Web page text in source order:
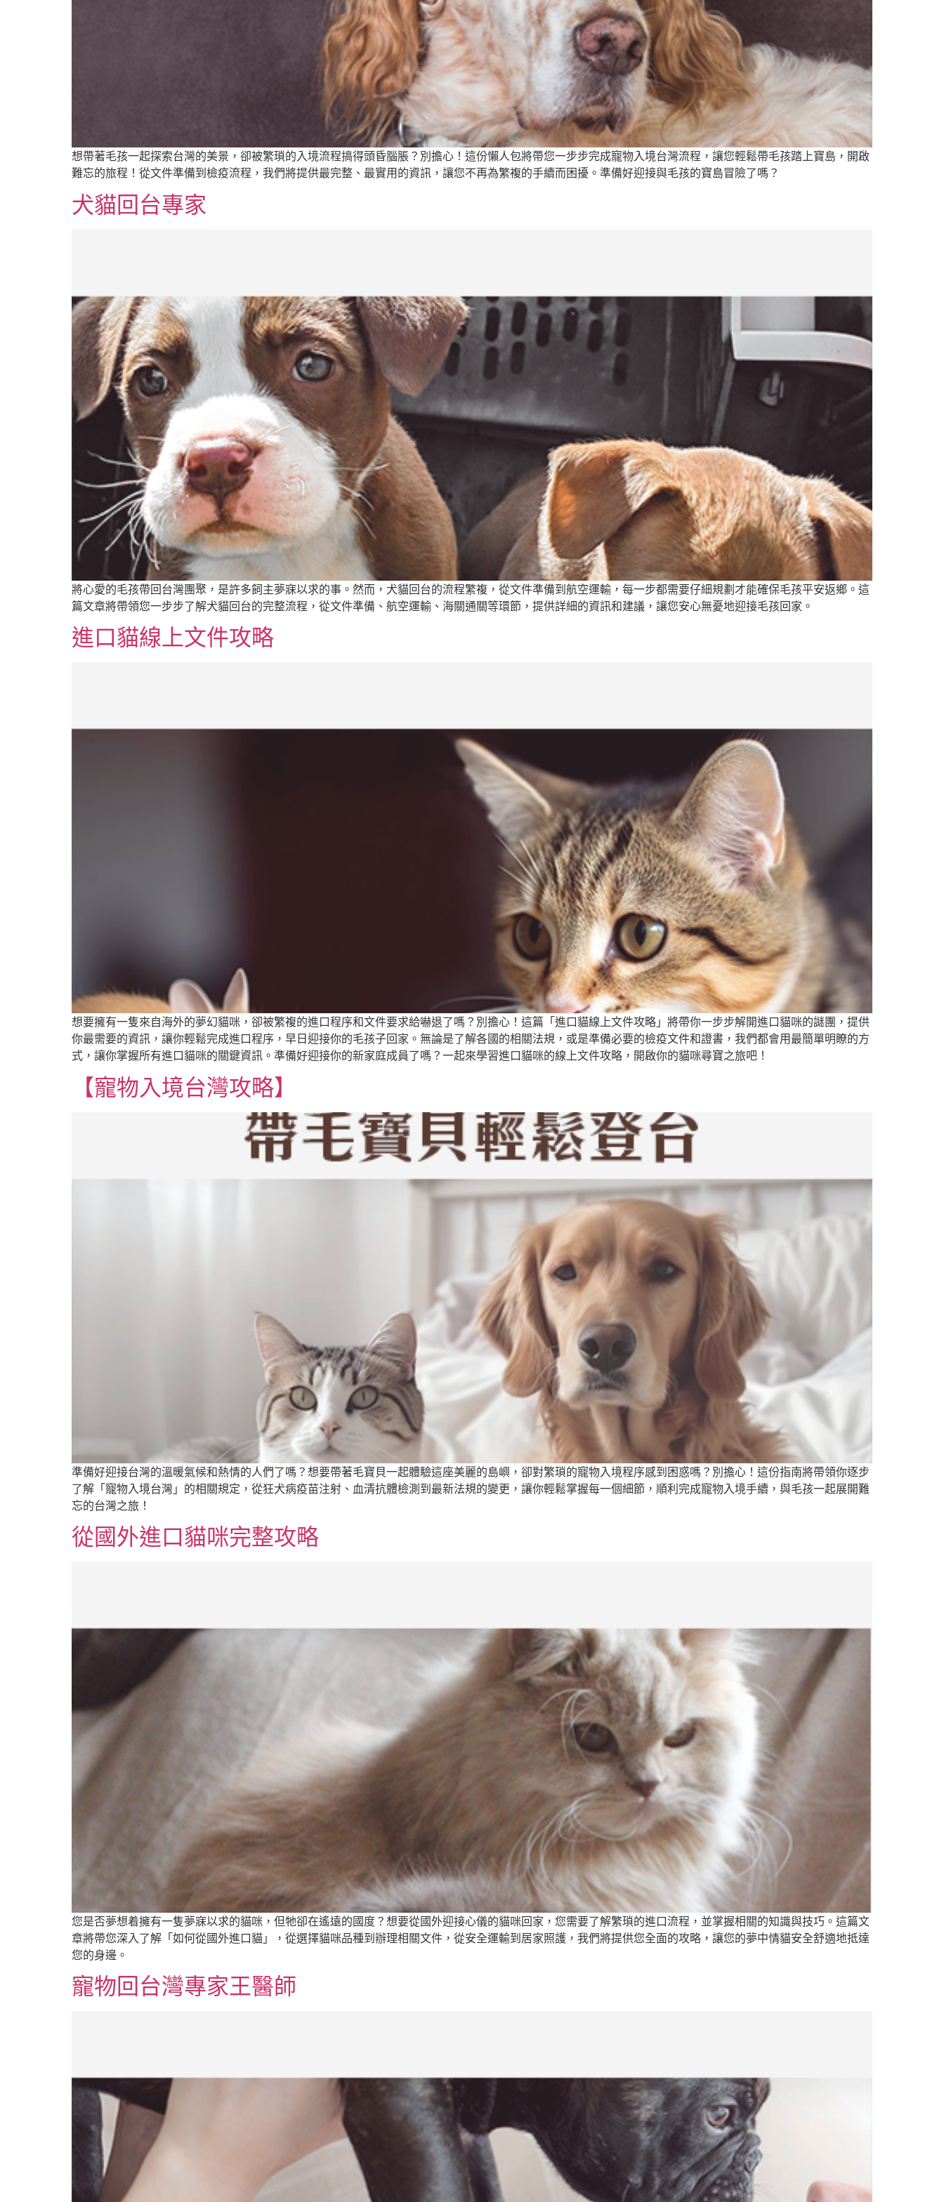
想帶著毛孩一起探索台灣的美景，卻被繁瑣的入境流程搞得頭昏腦脹？別擔心！這份懶人包將帶您一步步完成寵物入境台灣流程，讓您輕鬆帶毛孩踏上寶島，開啟
難忘的旅程！從文件準備到檢疫流程，我們將提供最完整、最實用的資訊，讓您不再為繁複的手續而困擾。準備好迎接與毛孩的寶島冒險了嗎？
犬貓回台專家
將心愛的毛孩帶回台灣團聚，是許多飼主夢寐以求的事。然而，犬貓回台的流程繁複，從文件準備到航空運輸，每一步都需要仔細規劃才能確保毛孩平安返鄉。這
篇文章將帶領您一步步了解犬貓回台的完整流程，從文件準備、航空運輸、海關通關等環節，提供詳細的資訊和建議，讓您安心無憂地迎接毛孩回家。
進口貓線上文件攻略
想要擁有一隻來自海外的夢幻貓咪，卻被繁複的進口程序和文件要求給嚇退了嗎？別擔心！這篇「進口貓線上文件攻略」將帶你一步步解開進口貓咪的謎團，提供
你最需要的資訊，讓你輕鬆完成進口程序，早日迎接你的毛孩子回家。無論是了解各國的相關法規，或是準備必要的檢疫文件和證書，我們都會用最簡單明瞭的方
式，讓你掌握所有進口貓咪的關鍵資訊。準備好迎接你的新家庭成員了嗎？一起來學習進口貓咪的線上文件攻略，開啟你的貓咪尋寶之旅吧！
【寵物入境台灣攻略】
準備好迎接台灣的溫暖氣候和熱情的人們了嗎？想要帶著毛寶貝一起體驗這座美麗的島嶼，卻對繁瑣的寵物入境程序感到困惑嗎？別擔心！這份指南將帶領你逐步
了解「寵物入境台灣」的相關規定，從狂犬病疫苗注射、血清抗體檢測到最新法規的變更，讓你輕鬆掌握每一個細節，順利完成寵物入境手續，與毛孩一起展開難
忘的台灣之旅！
從國外進口貓咪完整攻略
您是否夢想着擁有一隻夢寐以求的貓咪，但牠卻在遙遠的國度？想要從國外迎接心儀的貓咪回家，您需要了解繁瑣的進口流程，並掌握相關的知識與技巧。這篇文
章將帶您深入了解「如何從國外進口貓」，從選擇貓咪品種到辦理相關文件，從安全運輸到居家照護，我們將提供您全面的攻略，讓您的夢中情貓安全舒適地抵達
您的身邊。
寵物回台灣專家王醫師